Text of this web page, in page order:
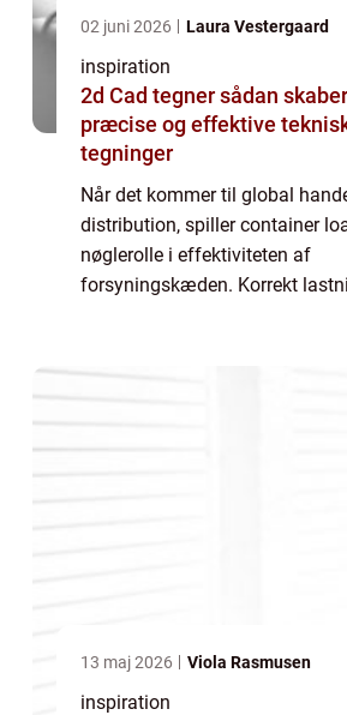
02 juni 2026 Laura Vestergaard
inspiration
2d Cad tegner sådan skaber du
præcise og effektive
tegninger
Når det kommer til global
distribution, spiller container
nøglerolle i effektiviteten af
forsyningskæden. Korrekt
pladsen, skær...
13 maj 2026 Viola Rasmusen
inspiration